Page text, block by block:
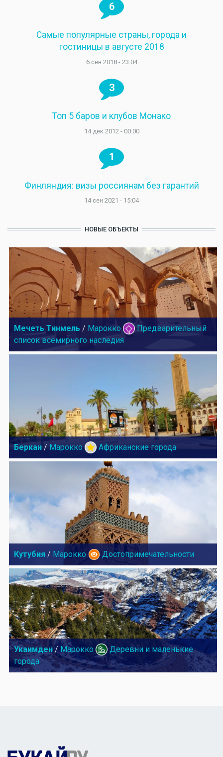
6
Самые популярные страны, города и
гостиницы в августе 2018
6 сен 2018 - 23:04
3
Топ 5 баров и клубов Монако
14 дек 2012 - 00:00
1
Финляндия: визы россиянам без гарантий
14 сен 2021 - 15:04
НОВЫЕ ОБЪЕКТЫ
Мечеть Тинмель / Марокко
Предварительный
список всемирного наследия
Беркан / Марокко Африканские города
Кутубия / Марокко Достопримечательности
Укаимден/ Марокко
Деревни и маленькие
города